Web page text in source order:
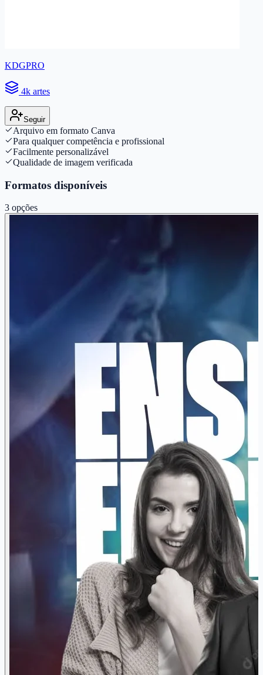
KDGPRO
4k artes
Seguir
Arquivo em formato Canva
Para qualquer competência e profissional
Facilmente personalizável
Qualidade de imagem verificada
Formatos disponíveis
3 opções